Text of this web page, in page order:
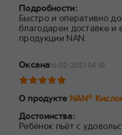
Подробности:
Быстро и оперативно
благодарен доставке и
продукции NAN.
Оксана16-02-2021 04:10
О продукте NAN®
Достоинства:
Ребёнок пьёт с